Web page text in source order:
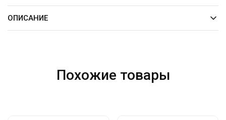
ОПИСАНИЕ
Похожие товары